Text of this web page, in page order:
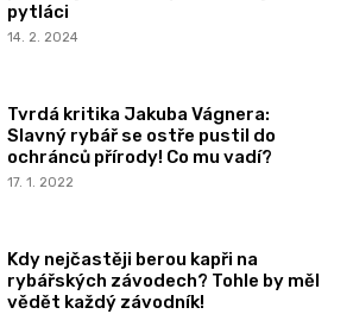
pytláci
14. 2. 2024
Tvrdá kritika Jakuba Vágnera:
Slavný rybář se ostře pustil do
ochránců přírody! Co mu vadí?
17. 1. 2022
Kdy nejčastěji berou kapři na
rybářských závodech? Tohle by měl
vědět každý závodník!